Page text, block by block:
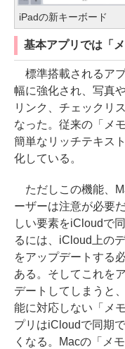
iPadの新キーボード
基本アプリでは「
標準搭載されるア
幅に強化され、写真
リンク、チェックリ
なった。従来の「メ
簡単なリッチテキス
化している。
ただしこの機能、
ーザーは注意が必要
しい要素をiCloudで
るには、iCloud上の
をアップデートする
ある。そしてこれを
デートしてしまうと
能に対応しない「メ
プリはiCloudで同期
くなる。Macの「メ